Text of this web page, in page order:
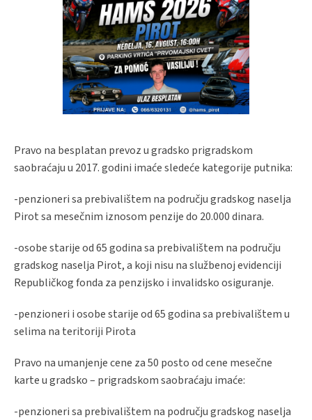
Pravo na besplatan prevoz u gradsko prigradskom
saobraćaju u 2017. godini imaće sledeće kategorije putnika:
-penzioneri sa prebivalištem na području gradskog naselja
Pirot sa mesečnim iznosom penzije do 20.000 dinara.
-osobe starije od 65 godina sa prebivalištem na području
gradskog naselja Pirot, a koji nisu na službenoj evidenciji
Republičkog fonda za penzijsko i invalidsko osiguranje.
-penzioneri i osobe starije od 65 godina sa prebivalištem u
selima na teritoriji Pirota
Pravo na umanjenje cene za 50 posto od cene mesečne
karte u gradsko – prigradskom saobraćaju imaće:
-penzioneri sa prebivalištem na području gradskog naselja